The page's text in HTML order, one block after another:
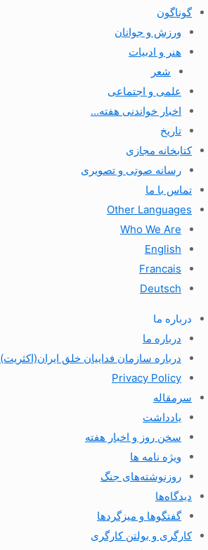
گوناگون
ورزش و جوانان
هنر و ادبیات
شعر
علمی و اجتماعی
اخبار خواندنی هفته…
تاریخ
کتابخانه مجازی
رسانه صوتی و تصویری
تماس با ما
Other Languages
Who We Are
English
Francais
Deutsch
درباره ما
درباره ما
درباره سازمان فداییان خلق ایران(اکثریت)
Privacy Policy
سرمقاله
یادداشت
سخن روز و اخبار هفته
ویژه نامه ها
روزنوشته‌های جنگ
دیدگاه‌ها
گفتگوها و میزگردها
کارگری و بولتن کارگری